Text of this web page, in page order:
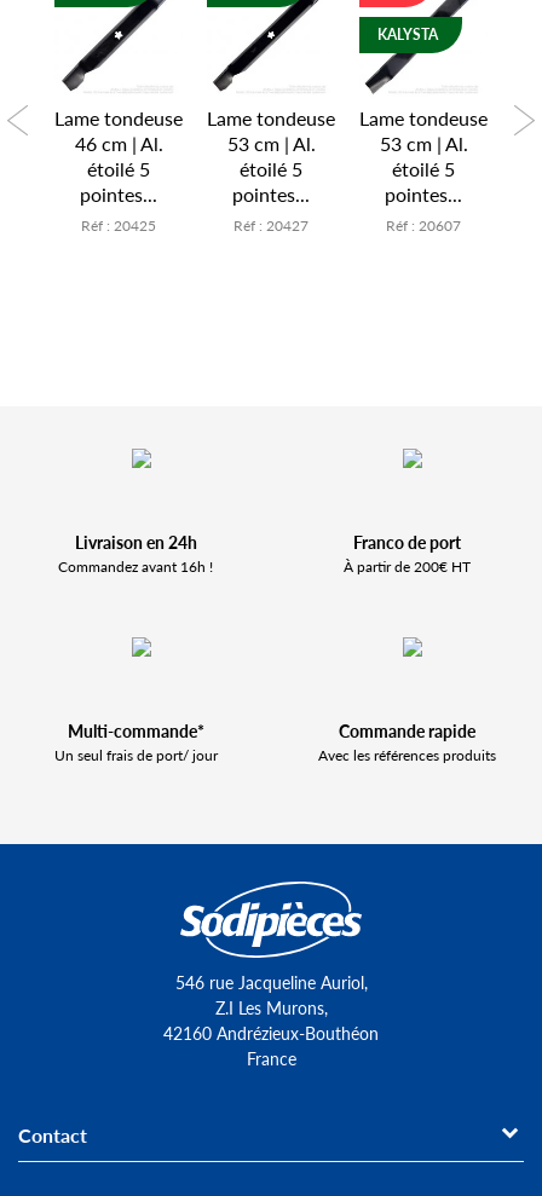
Lame tondeuse
46 cm | Al.
étoilé 5
pointes...
Réf : 20425
Lame tondeuse
53 cm | Al.
étoilé 5
pointes...
Réf : 20427
Lame tondeuse
53 cm | Al.
étoilé 5
pointes...
Réf : 20607
KALYSTA
Livraison en 24h
Commandez avant 16h !
Franco de port
À partir de 200€ HT
Multi-commande*
Un seul frais de port/ jour
Commande rapide
Avec les références produits
546 rue Jacqueline Auriol,
Z.I Les Murons,
42160 Andrézieux-Bouthéon
France
Contact